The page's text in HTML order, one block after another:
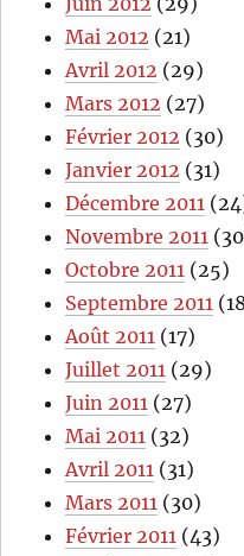
Mai 2012 (21)
Avril 2012 (29)
Mars 2012 (27)
Février 2012 (30)
Janvier 2012 (31)
Décembre 2011
Novembre 2011
Octobre 2011 (25)
Septembre 2011
Août 2011 (17)
Juillet 2011 (29)
Juin 2011 (27)
Mai 2011 (32)
Avril 2011 (31)
Mars 2011 (30)
Février 2011 (43)